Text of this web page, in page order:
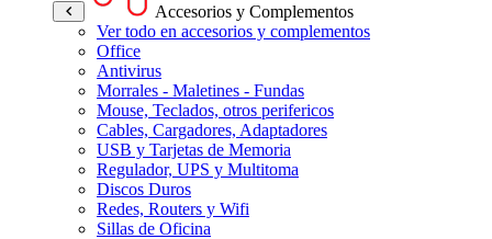
Accesorios y Complementos
Ver todo en accesorios y complementos
Office
Antivirus
Morrales - Maletines - Fundas
Mouse, Teclados, otros perifericos
Cables, Cargadores, Adaptadores
USB y Tarjetas de Memoria
Regulador, UPS y Multitoma
Discos Duros
Redes, Routers y Wifi
Sillas de Oficina